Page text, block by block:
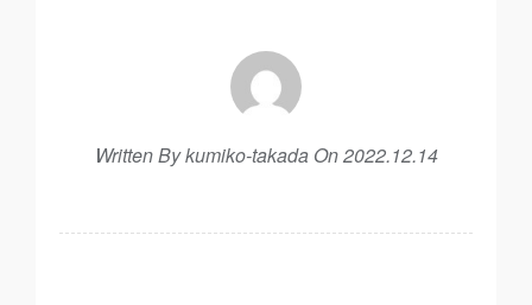
Written By kumiko-takada On 2022.12.14